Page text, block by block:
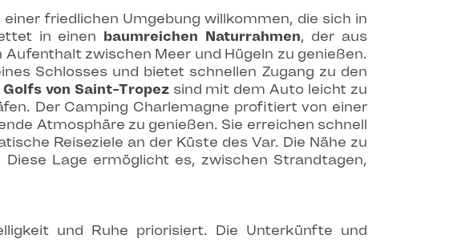
friedlichen Umgebung willkommen, die sich in
in einen baumreichen Naturrahmen, der aus
zwischen Meer und Hügeln zu genießen.
Schlosses und bietet schnellen Zugang zu den
von Saint-Tropezsind mit dem Auto leicht zu
Der Camping Charlemagne profitiert von einer
Atmosphäre zu genießen. Sie erreichen schnell
Reiseziele an der Küste des Var. Die Nähe zu
Lage ermöglicht es, zwischen Strandtagen,
und Ruhe priorisiert. Die Unterkünfte und